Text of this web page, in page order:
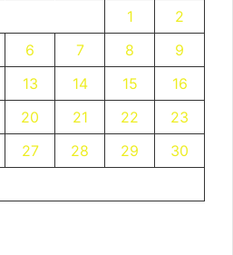
1
2
6 7 8
9
13 14 15
16
20 21 22
23
27 28 29
30